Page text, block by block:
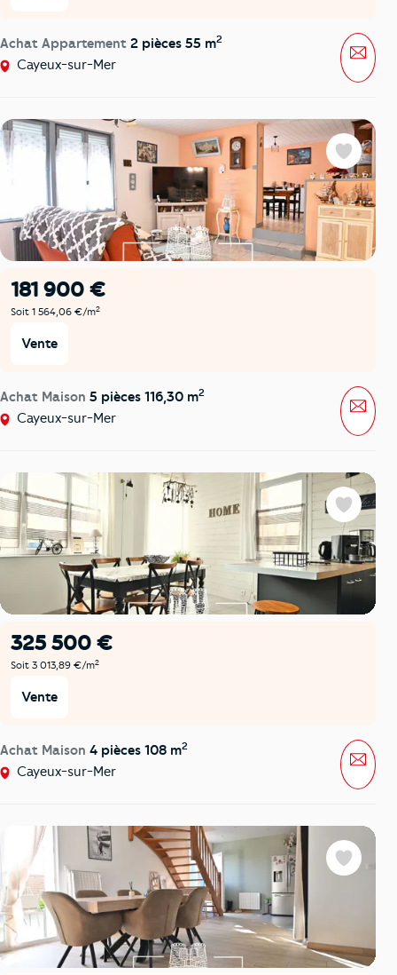
Achat Appartement 2 pièces 55 m2
Cayeux-sur-Mer
181 900 €
Soit 1 564,06 €/m2
Vente
Achat Maison 5 pièces 116,30 m2
Cayeux-sur-Mer
Favoris
325 500 €
Soit 3 013,89 €/m2
Vente
Achat Maison 4 pièces 108 m2
Cayeux-sur-Mer
Favoris
Favoris